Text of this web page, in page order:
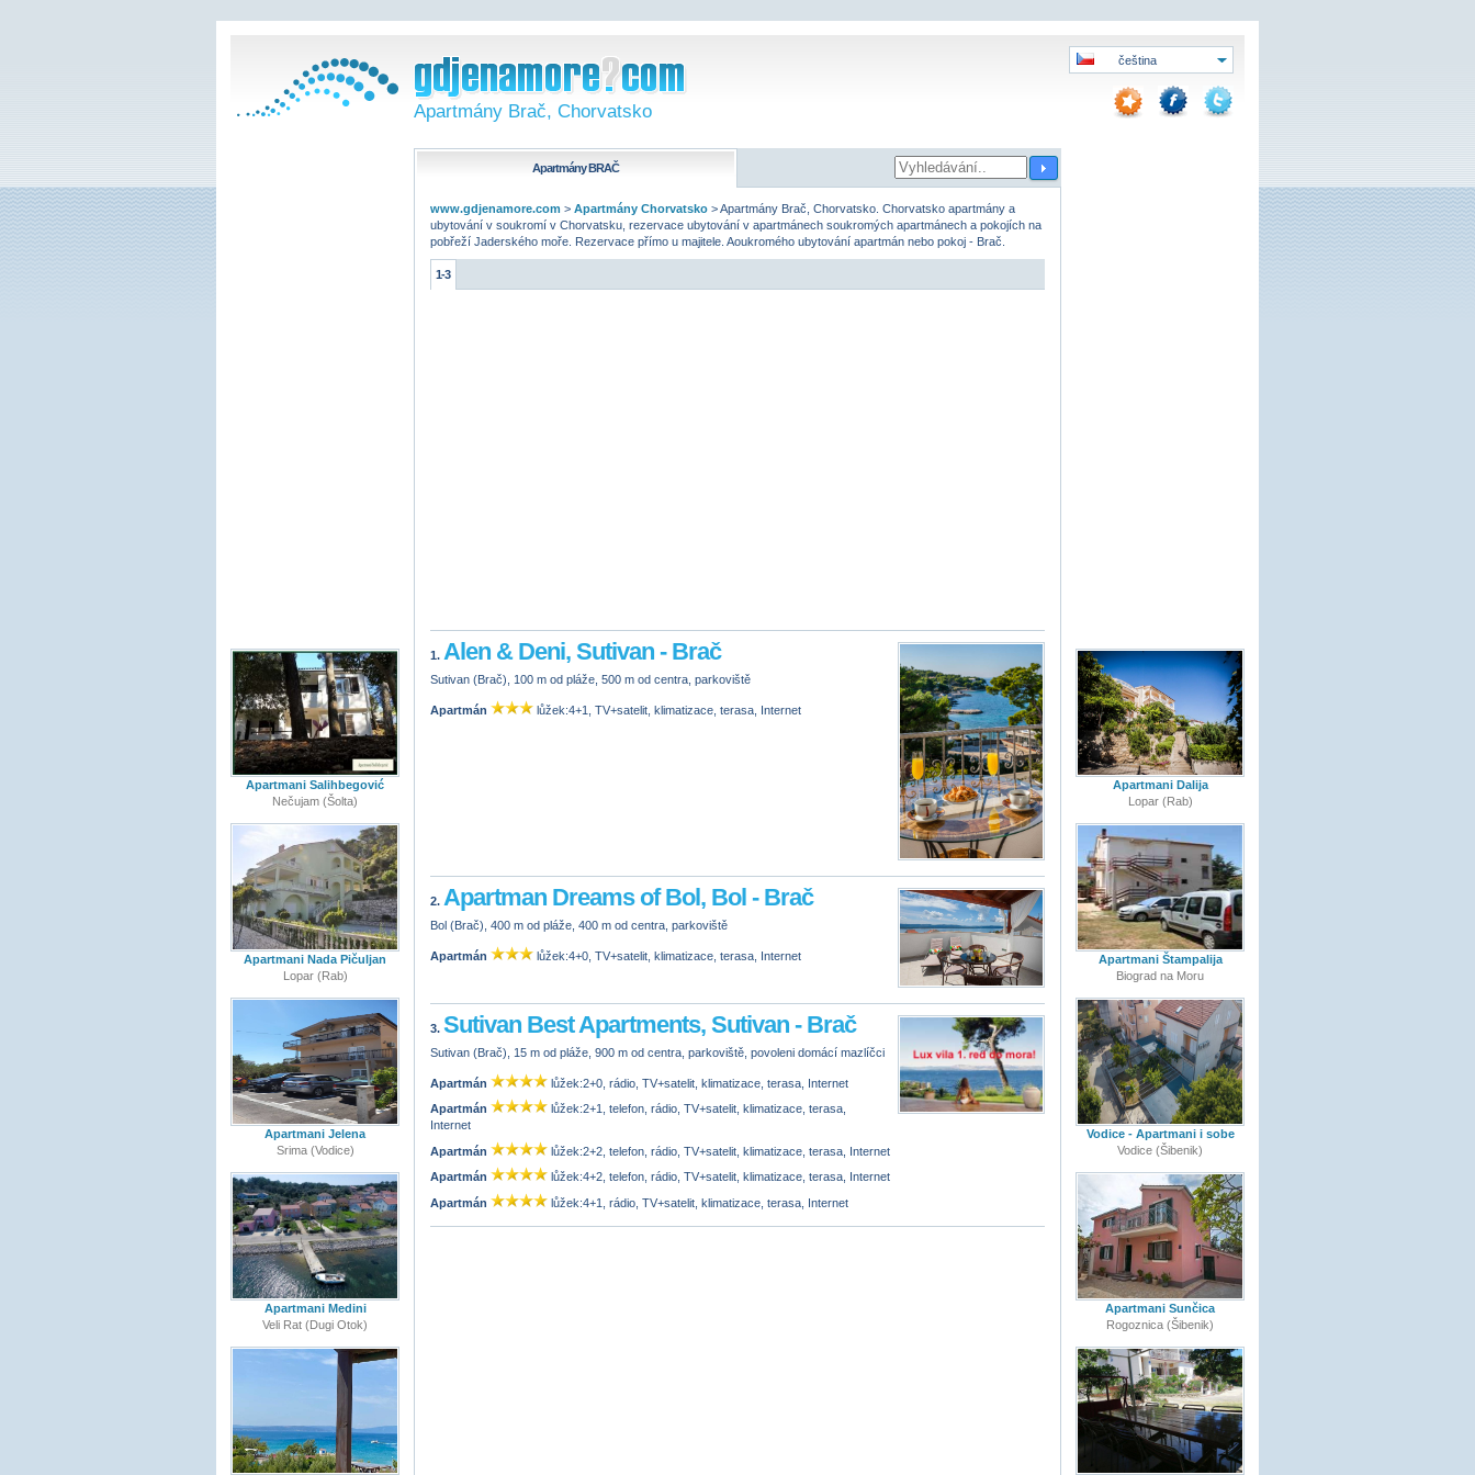
Apartmány Brač, Chorvatsko
čeština
ApartmányBRAČ
www.gdjenamore.com > Apartmány Chorvatsko >Apartmány Brač, Chorvatsko. Chorvatsko apartmány a
ubytování v soukromí v Chorvatsku, rezervace ubytování v apartmánech soukromých apartmánech a pokojích na
pobřeží Jaderského moře. Rezervace přímo u majitele. Aoukromého ubytování apartmán nebo pokoj - Brač.
1-3
1. Alen & Deni, Sutivan - Brač
Sutivan (Brač), 100 m od pláže, 500 m od centra, parkoviště
Apartmán lůžek:4+1, TV+satelit, klimatizace, terasa, Internet
2. Apartman Dreams of Bol, Bol - Brač
Bol (Brač), 400 m od pláže, 400 m od centra, parkoviště
Apartmán lůžek:4+0, TV+satelit, klimatizace, terasa, Internet
3. Sutivan Best Apartments, Sutivan - Brač
Sutivan (Brač), 15 m od pláže, 900 m od centra, parkoviště, povoleni domácí mazlíčci
Apartmán
lůžek:2+0, rádio, TV+satelit, klimatizace, terasa, Internet
Apartmán
lůžek:2+1, telefon, rádio, TV+satelit, klimatizace, terasa,
Internet
Apartmán
lůžek:2+2, telefon, rádio, TV+satelit, klimatizace, terasa, Internet
Apartmán
lůžek:4+2, telefon, rádio, TV+satelit, klimatizace, terasa, Internet
Apartmán
lůžek:4+1, rádio, TV+satelit, klimatizace, terasa, Internet
Apartmani Salihbegović
Nečujam (Šolta)
Apartmani Nada Pičuljan
Lopar (Rab)
Apartmani Jelena
Srima (Vodice)
Apartmani Medini
Veli Rat (Dugi Otok)
Apartmani Dalija
Lopar (Rab)
Apartmani Štampalija
Biograd na Moru
Vodice - Apartmani i sobe
Vodice (Šibenik)
Apartmani Sunčica
Rogoznica (Šibenik)